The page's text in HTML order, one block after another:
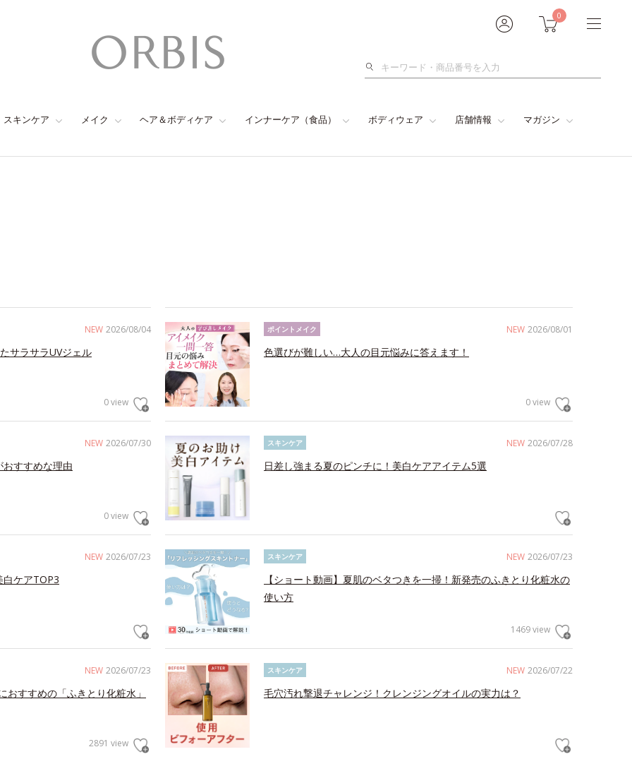
0
検
スキンケア メイク ヘア＆ボディケア インナーケア（食品） ボディウェア 店舗情報 マガジン
NEW 2026/08/04
サラサラUVジェル
0 view
NEW 2026/08/01
ポイントメイク
色選びが難しい…大人の目元悩みに答えます！
0 view
NEW 2026/07/30
すすめな理由
0 view
NEW 2026/07/28
スキンケア
日差し強まる夏のピンチに！美白ケアアイテム5選
NEW 2026/07/23
ケアTOP3
NEW 2026/07/23
スキンケア
【ショート動画】夏肌のベタつきを一掃！新発売のふきとり化粧水の
使い方
1469 view
NEW 2026/07/23
すすめの「ふきとり化粧水」
2891 view
NEW 2026/07/22
スキンケア
毛穴汚れ撃退チャレンジ！クレンジングオイルの実力は？